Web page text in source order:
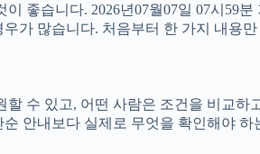
좋습니다. 2026년07월07일 07시59
가 많습니다. 처음부터 한 가지 내용
수 있고, 어떤 사람은 조건을 비교
안내보다 실제로 무엇을 확인해야